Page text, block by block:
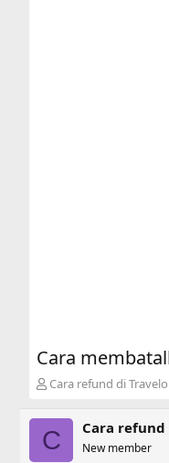
Cara
T
r
e
a
Cara refund di
C Cara
New member